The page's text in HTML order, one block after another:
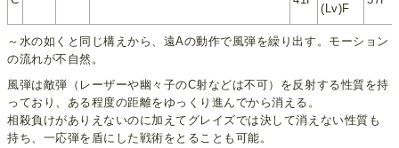
(Lv)F
～水の如くと同じ構えから、遠Aの動作で風弾を繰り出す。モーション
の流れが不自然。
風弾は敵弾（レーザーや幽々子のC射などは不可）を反射する性質を持
っており、ある程度の距離をゆっくり進んでから消える。
相殺負けがありえないのに加えてグレイズでは決して消えない性質も
持ち、一応弾を盾にした戦術をとることも可能。